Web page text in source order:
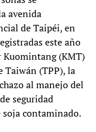
avenida
de Taipéi, en
este año
Kuomintang (KMT)
Taiwán (TPP), la
al manejo del
seguridad
contaminado.